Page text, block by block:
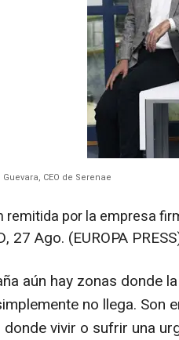
CEO de Serenae
remitida por la empresa
27 Ago. (EUROPA
aún hay zonas donde
no llega. Son
donde vivir o sufrir una